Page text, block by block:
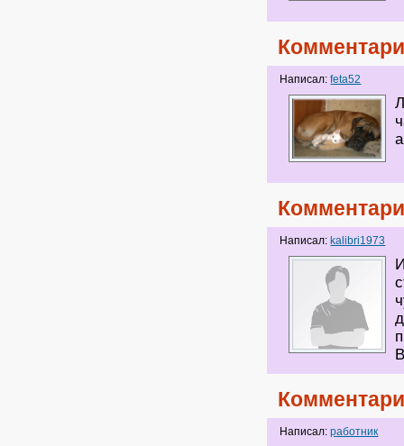
Написал:feta52
Написал: kalibri1973
Написал:работник